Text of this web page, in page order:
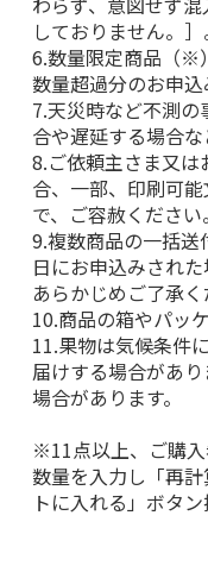
しておりません。］
6.数量限定商品（※
数量超過分のお申込
7.天災時など不測
合や遅延する場合な
8.ご依頼主さま又
合、一部、印刷可
で、ご容赦ください。
9.複数商品の一括
日にお申込みされ
あらかじめご了承く
10.商品の箱やパッ
11.果物は気候条件
届けする場合があ
場合があります。
※11点以上、ご購
数量を入力し「再
トに入れる」ボタ